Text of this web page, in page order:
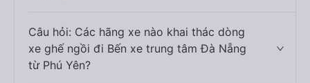
Câu hỏi: Các hãng xe nào khai thác dòng
xe ghế ngồi đi Bến xe trung tâm Đà Nẵng
từ Phú Yên?